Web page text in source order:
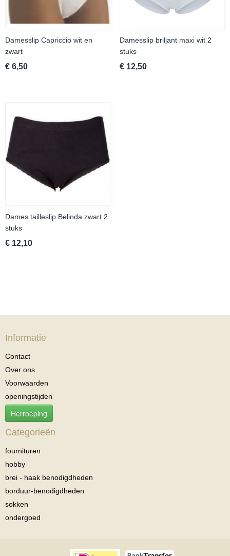
Damesslip Capriccio wit en
zwart
€ 6,50
Damesslip briljant maxi wit 2
stuks
€ 12,50
Dames tailleslip Belinda zwart 2
stuks
€ 12,10
Informatie
Contact
Over ons
Voorwaarden
openingstijden
Herroeping
Categorieën
fournituren
hobby
brei - haak benodigdheden
borduur-benodigdheden
sokken
ondergoed